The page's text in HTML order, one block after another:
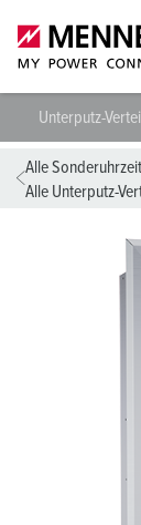
Unterputz-
Alle
Alle Unterputz-